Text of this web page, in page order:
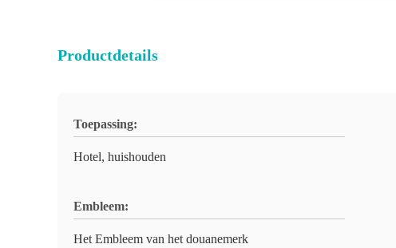
Productdetails
Toepassing:
Hotel, huishouden
Embleem:
Het Embleem van het douanemerk